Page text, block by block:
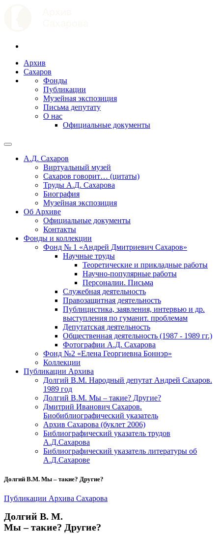
Архив
Сахаров
Фонды
Публикации
Музейная экспозиция
Письма депутату
О нас
Официальные документы
А.Д. Сахаров
Виртуальный музей
Сахаров говорит… (цитаты)
Труды А.Д. Сахарова
Биография
Музейная экспозиция
Об Архиве
Официальные документы
Контакты
Фонды и коллекции
Фонд № 1 «Андрей Дмитриевич Сахаров»
Научные труды
Теоретические и прикладные работы
Научно-популярные работы
Персоналии. Письма
Служебная деятельность
Правозащитная деятельность
Публицистика, заявления, интервью и др.
выступления по гуманит. проблемам
Депутатская деятельность
Общественная деятельность (1987 - 1989 гг.)
Фотографии А.Д. Сахарова
Фонд №2 «Елена Георгиевна Боннэр»
Коллекции
Публикации Архива
Долгий В.М. Народный депутат Андрей Сахаров.
1989 год
Долгий В.М. Мы – такие? Другие?
Дмитрий Иванович Сахаров.
Биобиблиографический указатель
Архив Сахарова (буклет 2006)
Библиографический указатель трудов
А.Д.Сахарова
Библиографический указатель литературы об
А.Д.Сахарове
Долгий В.М. Мы – такие? Другие?
Публикации Архива Сахарова
Долгий В. М.
Мы – такие? Другие?